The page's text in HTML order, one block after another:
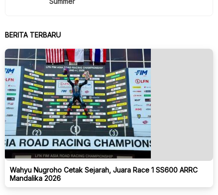
BERITA TERBARU
Wahyu Nugroho Cetak Sejarah, Juara Race 1 SS600 ARRC
Mandalika 2026